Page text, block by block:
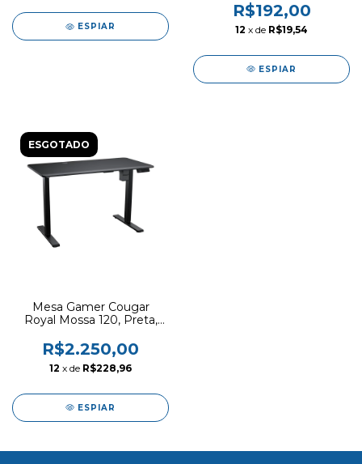
ESPIAR
R$192,00
12 x de R$19,54
ESPIAR
ESGOTADO
Mesa Gamer Cougar
Royal Mossa 120, Preta,
120cm - 3MR120MB.0006
R$2.250,00
12 x de R$228,96
ESPIAR